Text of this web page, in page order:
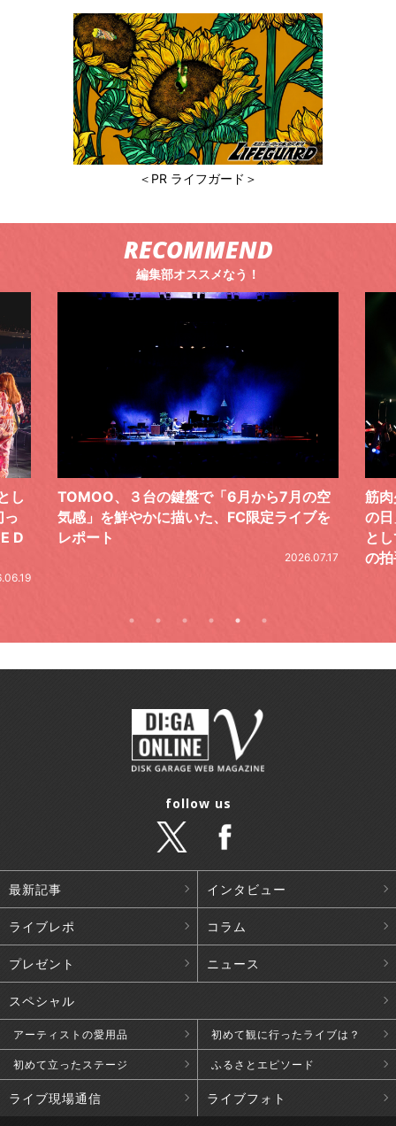
＜PR ライフガード＞
RECOMMEND
編集部オススメなう！
空
を
筋肉少女帯、恒例の周年記念ライブ「#筋少
の日」。今年は“「幻と想」5 LIVE”のFINAL
として開催。天井知らずのステージに万雷
黒
銘
一
た
最新記事 インタビュー
ライブレポ コラム
プレゼント ニュース
スペシャル
アーティストの愛用品 初めて観に行ったライブは？
初めて立ったステージ ふるさとエピソード
ライブ現場通信 ライブフォト
follow us